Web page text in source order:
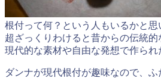
根付って何？という人もいるかと
超ざっくりわけると昔からの伝統
現代的な素材や自由な発想で作られ
ダンナが現代根付が趣味なので、